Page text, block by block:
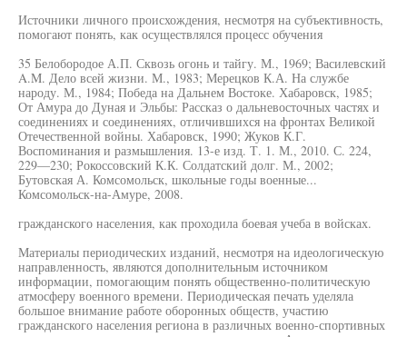
Источники личного происхождения, несмотря на субъективность,
помогают понять, как осуществлялся процесс обучения
35 Белобородое А.П. Сквозь огонь и тайгу. М., 1969; Василевский
A.M. Дело всей жизни. М., 1983; Мерецков К.А. На службе
народу. М., 1984; Победа на Дальнем Востоке. Хабаровск, 1985;
От Амура до Дуная и Эльбы: Рассказ о дальневосточных частях и
соединениях и соединениях, отличившихся на фронтах Великой
Отечественной войны. Хабаровск, 1990; Жуков К.Г.
Воспоминания и размышления. 13-е изд. Т. 1. М., 2010. С. 224,
229—230; Рокоссовский К.К. Солдатский долг. М., 2002;
Бутовская А. Комсомольск, школьные годы военные...
Комсомольск-на-Амуре, 2008.
гражданского населения, как проходила боевая учеба в войсках.
Материалы периодических изданий, несмотря на идеологическую
направленность, являются дополнительным источником
информации, помогающим понять общественно-политическую
атмосферу военного времени. Периодическая печать уделяла
большое внимание работе оборонных обществ, участию
гражданского населения региона в различных военно-спортивных